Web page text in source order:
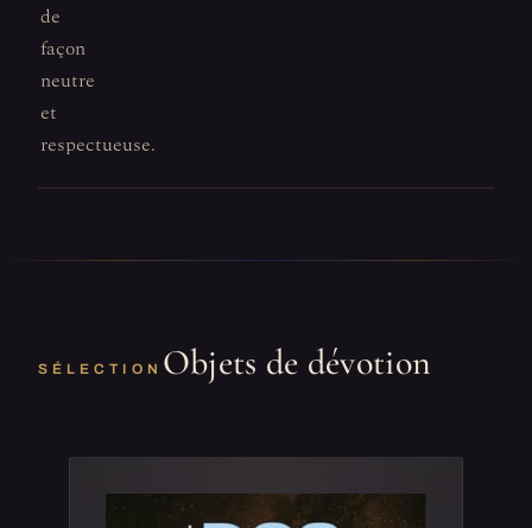
de
façon
neutre
et
respectueuse.
SÉLECTION Objets de dévotion